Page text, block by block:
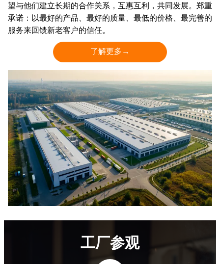
望与他们建立长期的合作关系，互惠互利，共同发展。郑重
承诺：以最好的产品、最好的质量、最低的价格、最完善的
服务来回馈新老客户的信任。
了解更多→
工厂参观